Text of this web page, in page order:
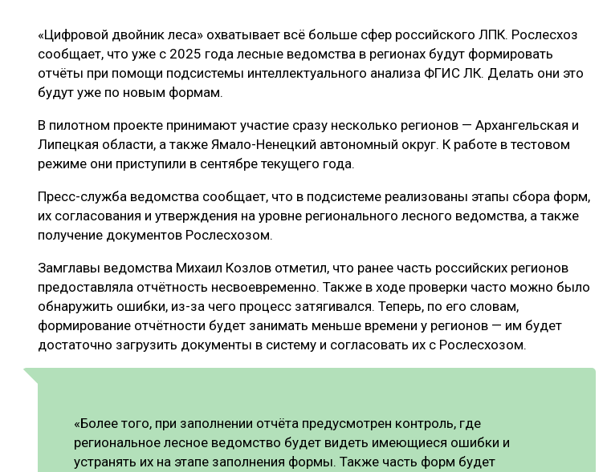
ЛОГИСТИКА
ПРОИЗВОДСТВО ДРЕВЕСНЫХ ПЛИТ
ЦБП
МЕБЕЛЬНОЕ ПРОИЗВОДСТВО ТЕХНОЛОГИИ
ЭКСПЕРТНОЕ МНЕНИЕ
«Цифровой двойник леса» охватывает всё больше сфер российского ЛПК. Рослесхоз
сообщает, что уже с 2025 года лесные ведомства в регионах будут формировать
отчёты при помощи подсистемы интеллектуального анализа ФГИС ЛК. Делать они это
будут уже по новым формам.
В пилотном проекте принимают участие сразу несколько регионов — Архангельская и
Липецкая области, а также Ямало-Ненецкий автономный округ. К работе в тестовом
режиме они приступили в сентябре текущего года.
Пресс-служба ведомства сообщает, что в подсистеме реализованы этапы сбора форм,
их согласования и утверждения на уровне регионального лесного ведомства, а также
получение документов Рослесхозом.
Замглавы ведомства Михаил Козлов отметил, что ранее часть российских регионов
предоставляла отчётность несвоевременно. Также в ходе проверки часто можно было
обнаружить ошибки, из-за чего процесс затягивался. Теперь, по его словам,
формирование отчётности будет занимать меньше времени у регионов — им будет
достаточно загрузить документы в систему и согласовать их с Рослесхозом.
«Более того, при заполнении отчёта предусмотрен контроль, где
региональное лесное ведомство будет видеть имеющиеся ошибки и
устранять их на этапе заполнения формы. Также часть форм будет